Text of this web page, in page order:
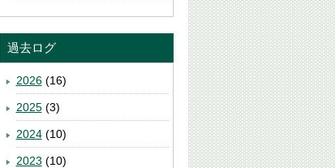
過去ログ
2026(16)
2025(3)
2024(10)
2023 (10)